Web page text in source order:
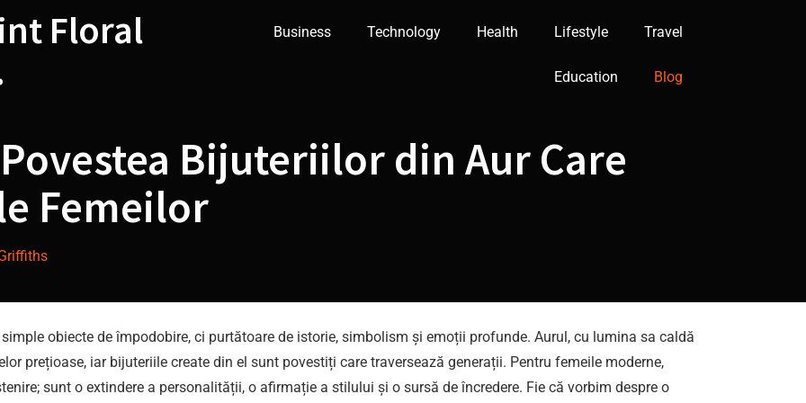
Floral
Business Technology Health Lifestyle Travel
Education Blog
Bijuteriilor din Aur Care
Femeilor
obiecte de împodobire, ci purtătoare de istorie, simbolism și emoții profunde. Aurul, cu lumina sa caldă
prețioase, iar bijuteriile create din el sunt povestiți care traversează generații. Pentru femeile moderne,
sunt o extindere a personalității, o afirmație a stilului și o sursă de încredere. Fie că vorbim despre o